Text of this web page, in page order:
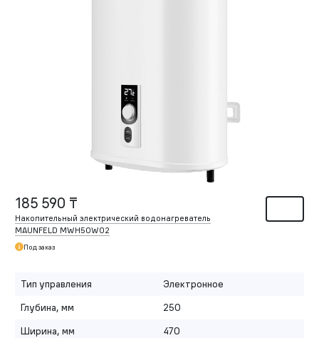
185 590 ₸
Накопительный электрический водонагреватель
MAUNFELD MWH50W02
Под заказ
Тип управления
Электронное
Глубина, мм
250
Ширина, мм
470